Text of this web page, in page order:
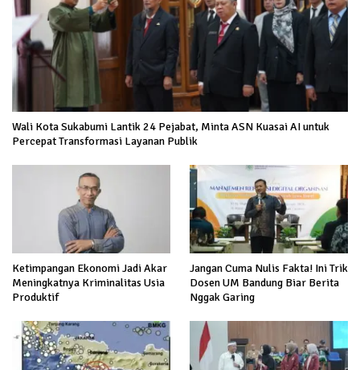
Wali Kota Sukabumi Lantik 24 Pejabat, Minta ASN Kuasai AI untuk
Percepat Transformasi Layanan Publik
Ketimpangan Ekonomi Jadi Akar
Meningkatnya Kriminalitas Usia
Produktif
Jangan Cuma Nulis Fakta! Ini Trik
Dosen UM Bandung Biar Berita
Nggak Garing